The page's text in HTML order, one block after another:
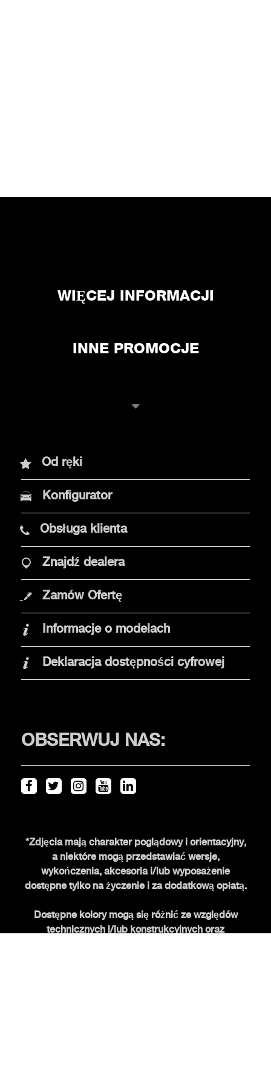
WIĘCEJ INFORMACJI
INNE PROMOCJE
Modele
Nowy Abarth 600e
Abarth 500e
OPCJE ZAKUPU
Promocje
Znajdź dealera
Jazda testowa
KLIENCI
Serwis i akcesoria
Historia FCA heritage
Historia
Nowości
Od ręki
Konfigurator
Obsługa klienta
Znajdź dealera
Zamów Ofertę
Informacje o modelach
Deklaracja dostępności cyfrowej
OBSERWUJ NAS:
*Zdjęcia mają charakter poglądowy i orientacyjny,
a niektóre mogą przedstawiać wersje,
wykończenia, akcesoria i/lub wyposażenie
dostępne tylko na życzenie i za dodatkową opłatą.
Dostępne kolory mogą się różnić ze względów
technicznych i/lub konstrukcyjnych oraz